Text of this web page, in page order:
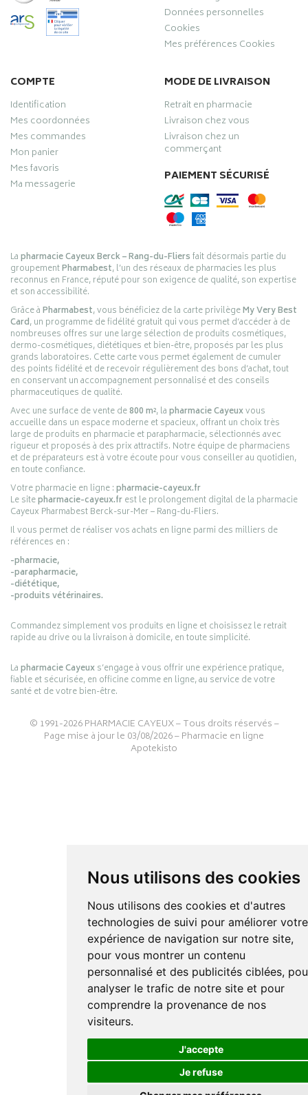
Nous utilisons des cookies
Nous utilisons des cookies et d'autres
technologies de suivi pour améliorer votre
expérience de navigation sur notre site,
pour vous montrer un contenu
personnalisé et des publicités ciblées,
analyser le trafic de notre site et pour
comprendre la provenance de nos
visiteurs.
J'accepte
Je refuse
Données personnelles
Cookies
Mes préférences Cookies
COMPTE
Identification
Mes coordonnées
Mes commandes
Mon panier
Mes favoris
Ma messagerie
MODE DE LIVRAISON
Retrait en pharmacie
Livraison chez vous
Livraison chez un
commerçant
PAIEMENT SÉCURISÉ
Lapharmacie Cayeux Berck – Rang-du-Fliersfait désormais partie du
groupementPharmabest, l’un des réseaux de pharmacies les plus
reconnus en France, réputé pour son exigence de qualité, son expertise
et son accessibilité.
Grâce àPharmabest, vous bénéficiez de la carte privilègeMy Very Best
Card, un programme de fidélité gratuit qui vous permet d’accéder à de
nombreuses offres sur une large sélection de produits cosmétiques,
dermo-cosmétiques, diététiques et bien-être, proposés par les plus
grands laboratoires. Cette carte vous permet également de cumuler
des points fidélité et de recevoir régulièrement des bons d’achat, tout
en conservant un accompagnement personnalisé et des conseils
pharmaceutiques de qualité.
Avec une surface de vente de800 m², lapharmacie Cayeuxvous
accueille dans un espace moderne et spacieux, offrant un choix très
large de produits en pharmacie et parapharmacie, sélectionnés avec
rigueur et proposés à des prix attractifs. Notre équipe de pharmaciens
et de préparateurs est à votre écoute pour vous conseiller au quotidien,
en toute confiance.
Votre pharmacie en ligne :pharmacie-cayeux.fr
Le sitepharmacie-cayeux.frest le prolongement digital de la pharmacie
Cayeux Pharmabest Berck-sur-Mer – Rang-du-Fliers.
Il vous permet de réaliser vos achats en ligne parmi des milliers de
références en :
-pharmacie,
-parapharmacie,
-diététique,
-produits vétérinaires.
Commandez simplement vos produits en ligne et choisissez le retrait
rapide au drive ou la livraison à domicile, en toute simplicité.
Lapharmacie Cayeuxs’engage à vous offrir une expérience pratique,
fiable et sécurisée, en officine comme en ligne, au service de votre
santé et de votre bien-être.
© 1991-2026PHARMACIE CAYEUX– Tous droits réservés –
Page mise à jour le 03/08/2026 –Pharmacie en ligne
Apotekisto